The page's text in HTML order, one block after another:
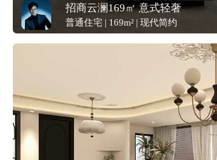
招商云澜169㎡ 意式轻奢
普通住宅 | 169m² | 现代简约